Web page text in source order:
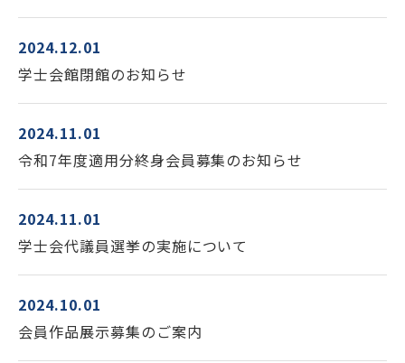
学士会館
背景色変更
2024.12.01
学士会館閉館のお知らせ
2024.11.01
令和7年度適用分終身会員募集のお知らせ
2024.11.01
学士会代議員選挙の実施について
2024.10.01
会員作品展示募集のご案内